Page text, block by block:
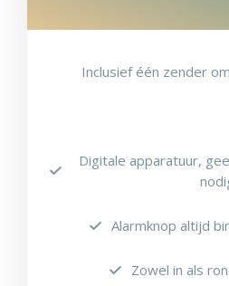
Inclusief één zender
Digitale apparatuur,
Alarmknop altijd
Zowel in als